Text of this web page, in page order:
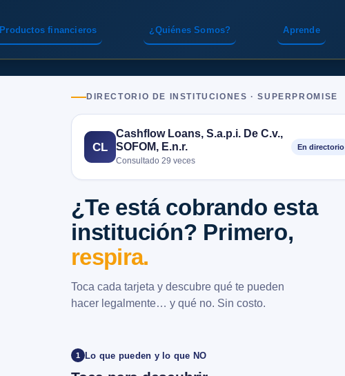
Productos financieros ¿Quiénes Somos? Aprende
DIRECTORIO DE INSTITUCIONES · SUPERPROMISE
CL
Cashflow Loans, S.a.p.i. De C.v.,
SOFOM, E.n.r.
Consultado 29 veces
En directorio
¿Te está cobrando esta
institución? Primero,
respira.
Toca cada tarjeta y descubre qué te pueden
hacer legalmente… y qué no. Sin costo.
1 Lo que pueden y lo que NO